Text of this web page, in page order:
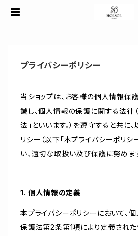
プライバシーポリシー
当ショップは、お客様の個人情報保
識し、個人情報の保護に関する法律
法」といいます。）を遵守すると共に
リシー（以下「本プライバシーポリシ
い、適切な取扱い及び保護に努めま
1. 個人情報の定義
本プライバシーポリシーにおいて、
保護法第2条第1項により定義された